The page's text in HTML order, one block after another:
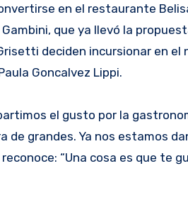
en el restaurante
que ya llevó la
deciden incursionar en el
Goncalvez Lippi.
el gusto por la
grandes. Ya nos estamos
“Una cosa es que te